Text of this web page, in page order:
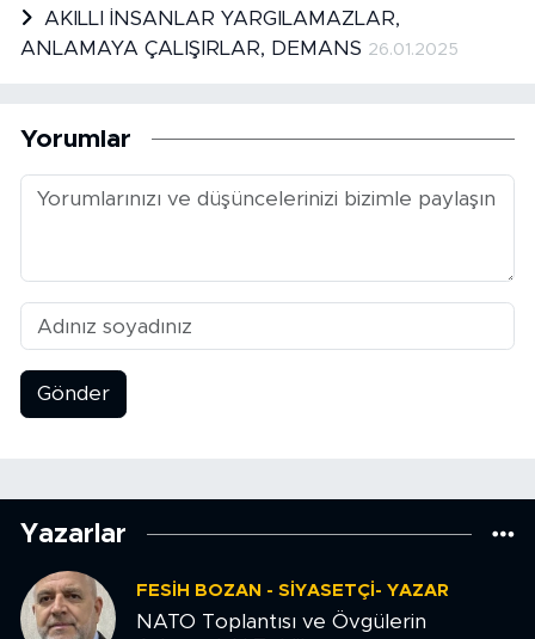
AKILLI İNSANLAR YARGILAMAZLAR,
ANLAMAYA ÇALIŞIRLAR, DEMANS 26.01.2025
Yorumlar
Gönder
Yazarlar
FESIH BOZAN - SIYASETÇI- YAZAR
NATO Toplantısı ve Övgülerin